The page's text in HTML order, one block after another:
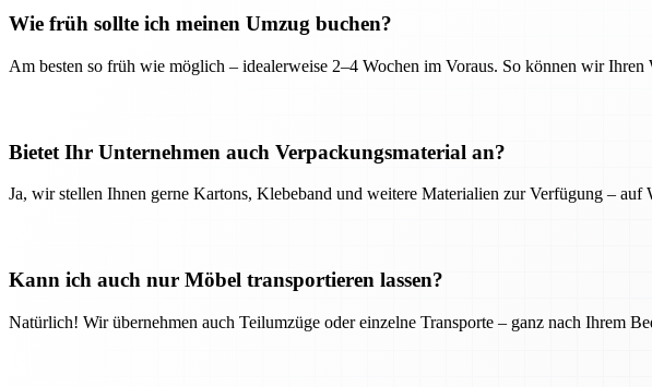
Wie früh sollte ich meinen Umzug buchen?
Am besten so früh wie möglich – idealerweise 2–4 Wochen im Voraus. So können wir Ihren
Bietet Ihr Unternehmen auch Verpackungsmaterial an?
Ja, wir stellen Ihnen gerne Kartons, Klebeband und weitere Materialien zur Verfügung – auf
Kann ich auch nur Möbel transportieren lassen?
Natürlich! Wir übernehmen auch Teilumzüge oder einzelne Transporte – ganz nach Ihrem